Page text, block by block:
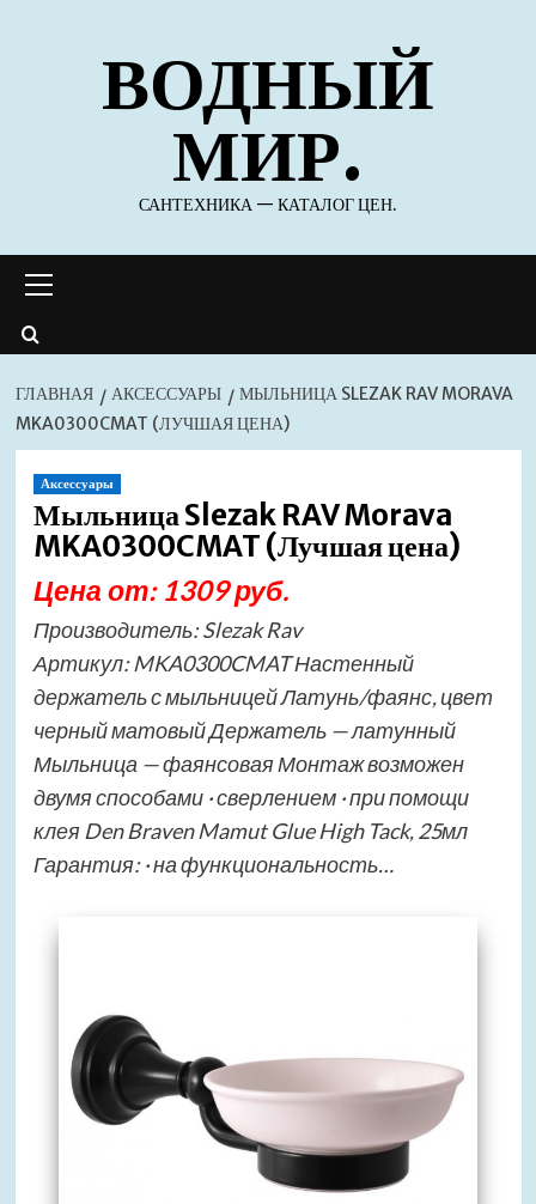
содержимомуВОДНЫЙ
МИР.
САНТЕХНИКА — КАТАЛОГ ЦЕН.
меню
ГЛАВНАЯ АКСЕССУАРЫ
МЫЛЬНИЦА SLEZAK RAV MORAVA
MKA0300CMAT (ЛУЧШАЯ ЦЕНА)
Аксессуары
Мыльница Slezak RAV Morava
MKA0300CMAT (Лучшая цена)
Цена от: 1309 руб.
Производитель: Slezak Rav
Артикул: MKA0300CMAT Настенный
держатель с мыльницей Латунь/фаянс, цвет
черный матовый Держатель — латунный
Мыльница — фаянсовая Монтаж возможен
двумя способами · сверлением · при помощи
клея Den Braven Mamut Glue High Tack, 25мл
Гарантия: · на функциональность…